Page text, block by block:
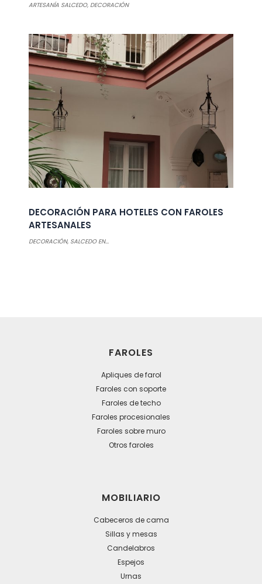
ARTESANÍA SALCEDO, DECORACIÓN
DECORACIÓN PARA HOTELES CON FAROLES
ARTESANALES
DECORACIÓN, SALCEDO EN...
FAROLES
Apliques de farol
Faroles con soporte
Faroles de techo
Faroles procesionales
Faroles sobre muro
Otros faroles
MOBILIARIO
Cabeceros de cama
Sillas y mesas
Candelabros
Espejos
Urnas